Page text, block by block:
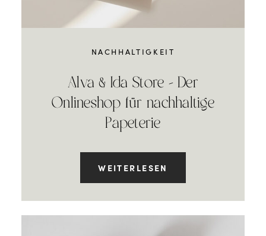
NACHHALTIGKEIT
Alva & Ida Store – Der
Onlineshop für nachhaltige
Papeterie
WEITERLESEN